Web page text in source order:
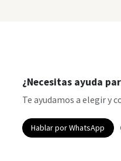
¿Necesitas ayuda
Te ayudamos a elegir y
Hablar por WhatsApp